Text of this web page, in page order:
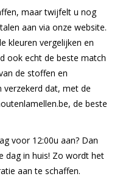
maar twijfelt u nog
aan via onze website.
kleuren vergelijken en
ook echt de beste match
de stoffen en
dat, met de
de beste
voor 12:00u aan? Dan
dag in huis! Zo wordt het
aan te schaffen.